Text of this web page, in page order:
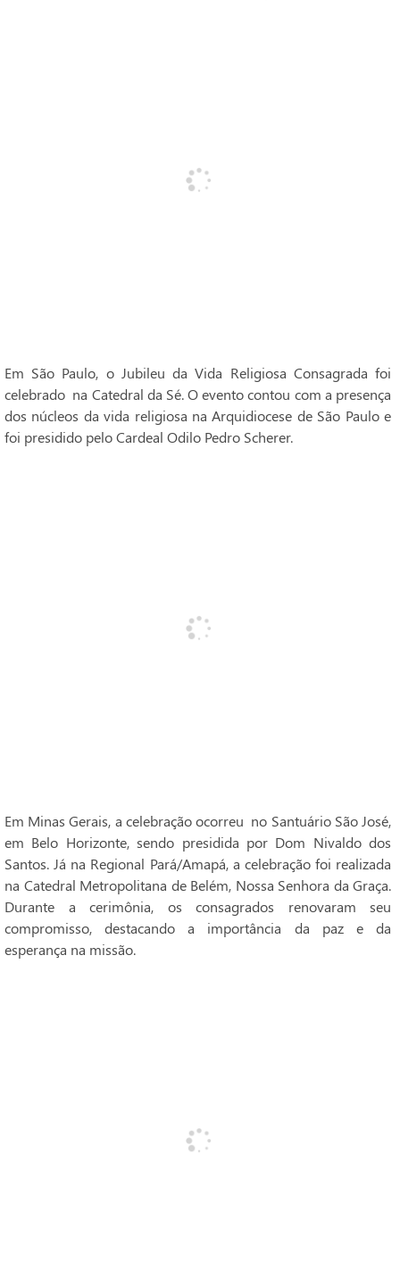
Em São Paulo, o Jubileu da Vida Religiosa Consagrada foi
celebrado na Catedral da Sé. O evento contou com a presença
dos núcleos da vida religiosa na Arquidiocese de São Paulo e
foi presidido pelo Cardeal Odilo Pedro Scherer.
Em Minas Gerais, a celebração ocorreu no Santuário São José,
em Belo Horizonte, sendo presidida por Dom Nivaldo dos
Santos. Já na Regional Pará/Amapá, a celebração foi realizada
na Catedral Metropolitana de Belém, Nossa Senhora da Graça.
Durante a cerimônia, os consagrados renovaram seu
compromisso, destacando a importância da paz e da
esperança na missão.